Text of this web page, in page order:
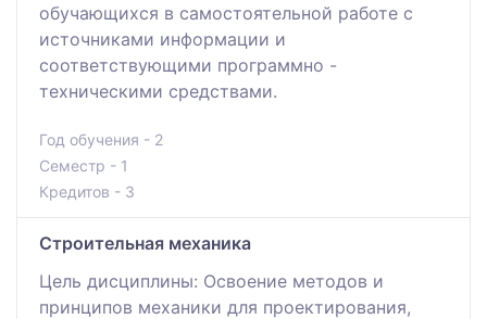
обучающихся в самостоятельной работе с
источниками информации и
соответствующими программно -
техническими средствами.
Год обучения - 2
Семестр - 1
Кредитов - 3
Строительная механика
Цель дисциплины: Освоение методов и
принципов механики для проектирования,